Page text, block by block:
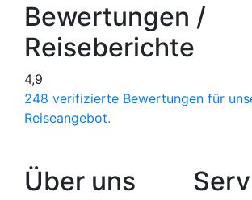
Bewertungen /
Reiseberichte
4,9
248 verifizierte Bewertungen für
Reiseangebot.
Über uns